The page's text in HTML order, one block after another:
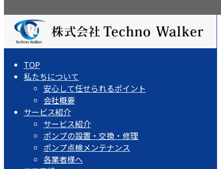
TOP
私たちについて
安心して任せられるポイント
会社概要
サービス紹介
サービス紹介
ポンプの設置・交換・修理
ポンプ点検メンテナンス
各業者様へ